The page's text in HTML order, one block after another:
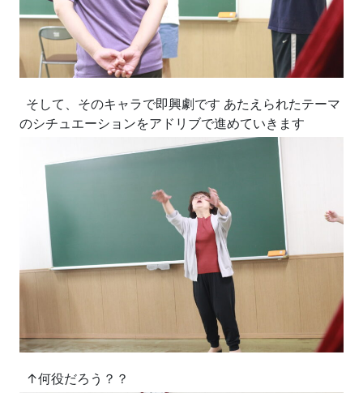
そして、そのキャラで即興劇です あたえられたテーマ
のシチュエーションをアドリブで進めていきます
↑何役だろう？？